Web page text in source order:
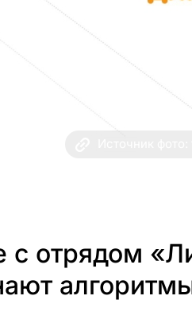
с отрядом